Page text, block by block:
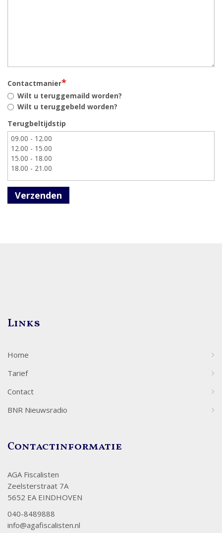
Contactmanier*
Wilt u teruggemaild worden?
Wilt u teruggebeld worden?
Terugbeltijdstip
Verzenden
Links
Home
Tarief
Contact
BNR Nieuwsradio
Contactinformatie
AGA Fiscalisten
Zeelsterstraat 7A
5652 EA EINDHOVEN
040-8489888
info@agafiscalisten.nl